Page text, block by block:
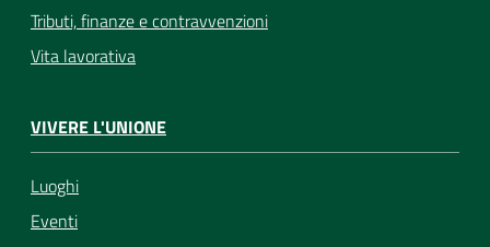
Tributi, finanze e contravvenzioni
Vita lavorativa
VIVERE L'UNIONE
Luoghi
Eventi